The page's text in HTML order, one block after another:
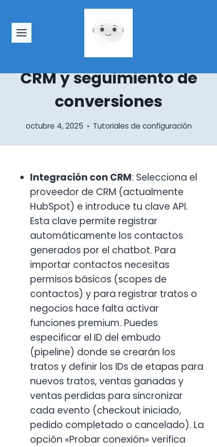
contenido
TUTORIALES DE CONFIGURACIÓN
Integraciones en Glifo:
conecta tu chatbot con
CRM y seguimiento de
conversiones
octubre 4, 2025 Tutoriales de configuración
Integración con CRM: Selecciona el
proveedor de CRM (actualmente
HubSpot) e introduce tu clave API.
Esta clave permite registrar
automáticamente los contactos
generados por el chatbot. Para
importar contactos necesitas
permisos básicos (scopes de
contactos) y para registrar tratos o
negocios hace falta activar
funciones premium. Puedes
especificar el ID del embudo
(pipeline) donde se crearán los
tratos y definir los IDs de etapas para
nuevos tratos, ventas ganadas y
ventas perdidas para sincronizar
cada evento (checkout iniciado,
pedido completado o cancelado). La
opción «Probar conexión» verifica